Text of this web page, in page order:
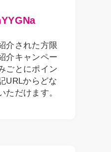
介された方限
介キャンペー
ごとにポイン
URLからどな
ただけます。